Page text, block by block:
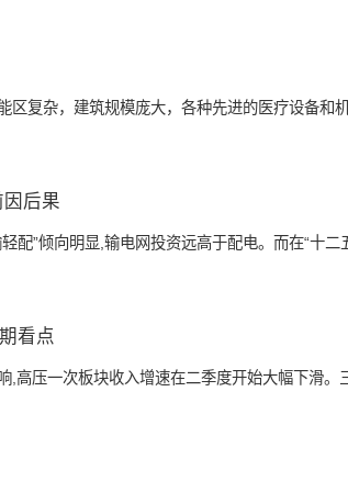
区复杂，建筑规模庞大，各种先进的医疗设备和
后果
配”倾向明显,输电网投资远高于配电。而在“十二
看点
,高压一次板块收入增速在二季度开始大幅下滑。